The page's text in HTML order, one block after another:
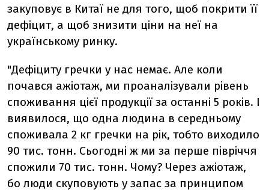
закуповує в Китаї не для того, щоб покрити її
дефіцит, а щоб знизити ціни на неї на
українському ринку.
"Дефіциту гречки у нас немає. Але коли
почався ажіотаж, ми проаналізували рівень
споживання цієї продукції за останні 5 років. І
виявилося, що одна людина в середньому
споживала 2 кг гречки на рік, тобто виходило
90 тис. тонн. Сьогодні ж ми за перше півріччя
спожили 70 тис. тонн. Чому? Через ажіотаж,
бо люди скуповують у запас за принципом